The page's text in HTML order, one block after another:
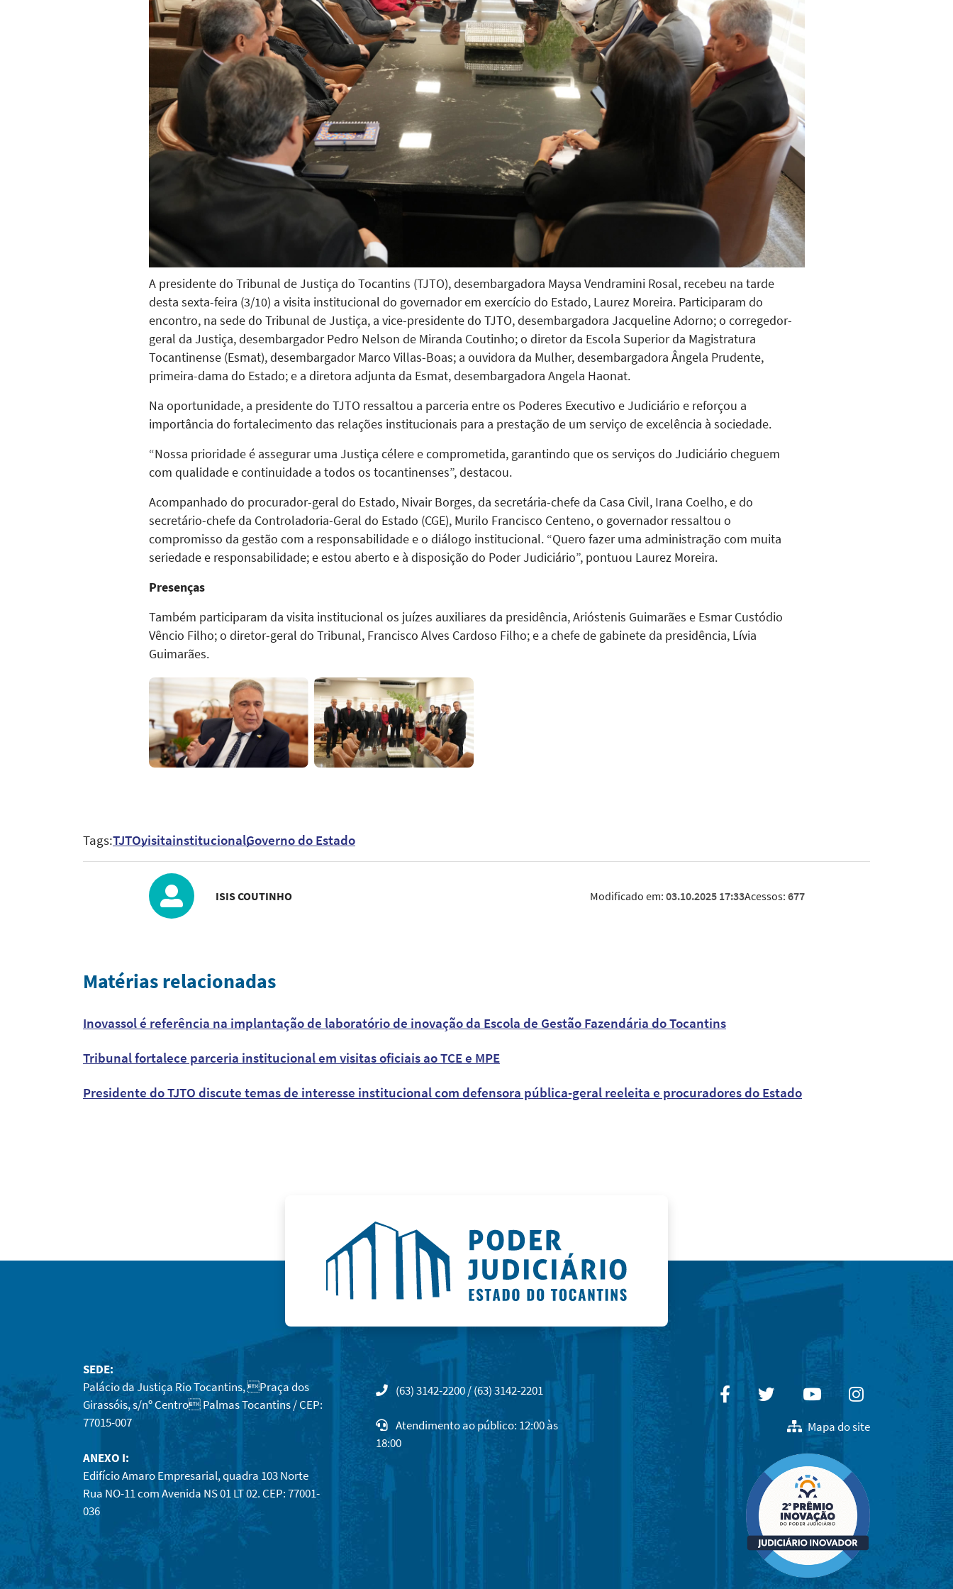
A presidente do Tribunal de Justiça do Tocantins (TJTO), desembargadora Maysa Vendramini Rosal, recebeu na tarde
desta sexta-feira (3/10) a visita institucional do governador em exercício do Estado, Laurez Moreira. Participaram do
encontro, na sede do Tribunal de Justiça, a vice-presidente do TJTO, desembargadora Jacqueline Adorno; o corregedor-
geral da Justiça, desembargador Pedro Nelson de Miranda Coutinho; o diretor da Escola Superior da Magistratura
Tocantinense (Esmat), desembargador Marco Villas-Boas; a ouvidora da Mulher, desembargadora Ângela Prudente,
primeira-dama do Estado; e a diretora adjunta da Esmat, desembargadora Angela Haonat.
Na oportunidade, a presidente do TJTO ressaltou a parceria entre os Poderes Executivo e Judiciário e reforçou a
importância do fortalecimento das relações institucionais para a prestação de um serviço de excelência à sociedade.
“Nossa prioridade é assegurar uma Justiça célere e comprometida, garantindo que os serviços do Judiciário cheguem
com qualidade e continuidade a todos os tocantinenses”, destacou.
Acompanhado do procurador-geral do Estado, Nivair Borges, da secretária-chefe da Casa Civil, Irana Coelho, e do
secretário-chefe da Controladoria-Geral do Estado (CGE), Murilo Francisco Centeno, o governador ressaltou o
compromisso da gestão com a responsabilidade e o diálogo institucional. “Quero fazer uma administração com muita
seriedade e responsabilidade; e estou aberto e à disposição do Poder Judiciário”, pontuou Laurez Moreira.
Presenças
Também participaram da visita institucional os juízes auxiliares da presidência, Arióstenis Guimarães e Esmar Custódio
Vêncio Filho; o diretor-geral do Tribunal, Francisco Alves Cardoso Filho; e a chefe de gabinete da presidência, Lívia
Guimarães.
Tags:TJTOvisitainstitucionalGoverno do Estado
ISIS COUTINHO Modificado em: 03.10.2025 17:33Acessos: 677
Matérias relacionadas
Inovassol é referência na implantação de laboratório de inovação da Escola de Gestão Fazendária do Tocantins
Tribunal fortalece parceria institucional em visitas oficiais ao TCE e MPE
Presidente do TJTO discute temas de interesse institucional com defensora pública-geral reeleita e procuradores do Estado
SEDE:
Palácio da Justiça Rio Tocantins, Praça dos
Girassóis, s/nº Centro Palmas Tocantins / CEP:
77015-007
ANEXO I:
Edifício Amaro Empresarial, quadra 103 Norte
Rua NO-11 com Avenida NS 01 LT 02. CEP: 77001-
036
(63) 3142-2200 / (63) 3142-2201
Atendimento ao público: 12:00 às
18:00
FacebookTwitterYoutubeInstagram
Mapa do site